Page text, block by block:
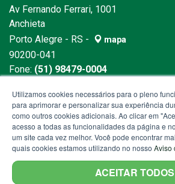
Av Fernando Ferrari, 1001
Anchieta
Porto Alegre - RS -
mapa
90200-041
Fone: (51) 98479-0004
Utilizamos cookies necessários para o pleno
para aprimorar e personalizar sua experiência
como outros cookies adicionais. Ao clicar em
acesso a todas as funcionalidades da página e
um site cada vez melhor. Você pode encontrar
quais cookies estamos utilizando no nosso Aviso
ACEITAR TODOS